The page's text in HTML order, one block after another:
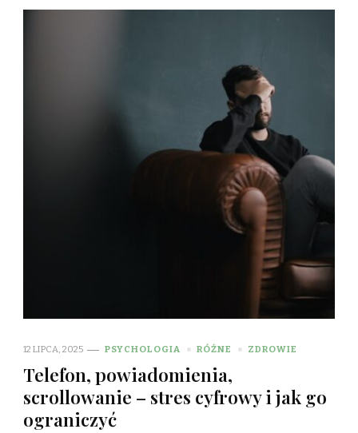
12 LIPCA, 2025 PSYCHOLOGIA RÓŻNE ZDROWIE
Telefon, powiadomienia,
scrollowanie – stres cyfrowy i jak go
ograniczyć